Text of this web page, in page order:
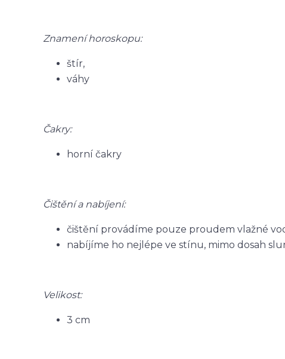
Znamení horoskopu:
štír,
váhy
Čakry:
horní čakry
Čištění a nabíjení:
čištění provádíme pouze proudem vlažné
nabíjíme ho nejlépe ve stínu, mimo dosah
Velikost:
3 cm